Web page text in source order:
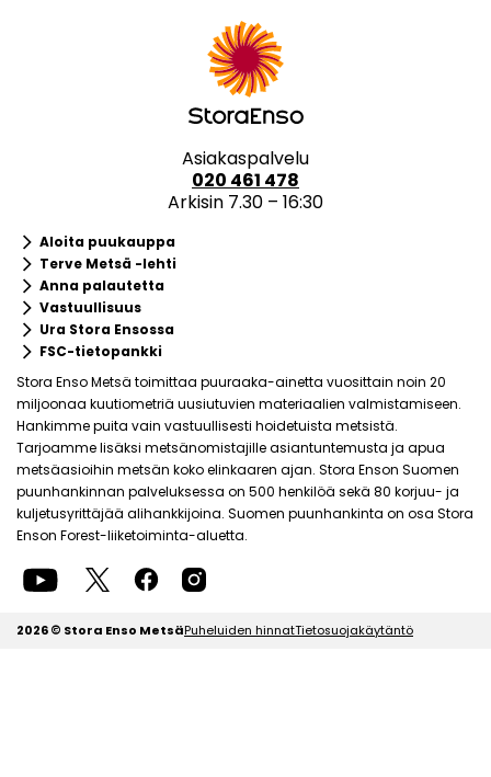
Asiakaspalvelu
020 461 478
Arkisin 7.30 – 16:30
keyboard_arrow_rightAloita puukauppa
keyboard_arrow_rightTerve Metsä -lehti
keyboard_arrow_rightAnna palautetta
keyboard_arrow_rightVastuullisuus
keyboard_arrow_rightUra Stora Ensossa
keyboard_arrow_rightFSC-tietopankki
Stora Enso Metsä toimittaa puuraaka-ainetta vuosittain noin 20
miljoonaa kuutiometriä uusiutuvien materiaalien valmistamiseen.
Hankimme puita vain vastuullisesti hoidetuista metsistä.
Tarjoamme lisäksi metsänomistajille asiantuntemusta ja apua
metsäasioihin metsän koko elinkaaren ajan. Stora Enson Suomen
puunhankinnan palveluksessa on 500 henkilöä sekä 80 korjuu- ja
kuljetusyrittäjää alihankkijoina. Suomen puunhankinta on osa Stora
Enson Forest-liiketoiminta-aluetta.
2026 © Stora Enso MetsäPuheluiden hinnatTietosuojakäytäntö